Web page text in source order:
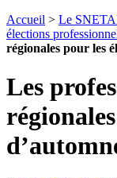
Accueil > Le
élections
régionales pour les
Les